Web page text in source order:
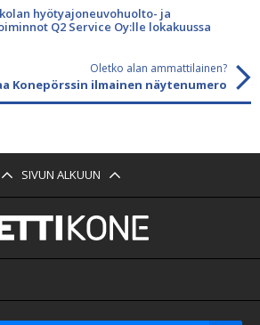
hyötyajoneuvohuolto- ja
Q2 Service Oy:lle lokakuussa
Oletko alan ammattilainen?
Konepörssin ilmainen näytenumero
SIVUN ALKUUN